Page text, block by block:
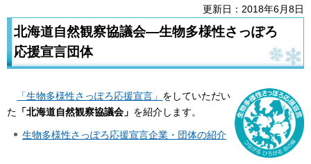
更新日：2018年6月8日
北海道自然観察協議会―生物多様性さっぽろ
応援宣言団体
「生物多様性さっぽろ応援宣言」 をしていただい
た 「北海道自然観察協議会」 を紹介します。
生物多様性さっぽろ応援宣言企業・団体の紹介